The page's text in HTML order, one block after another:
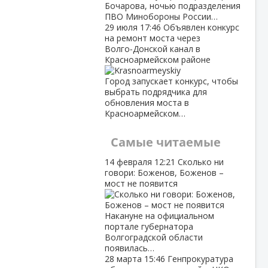
Бочарова, ночью подразделения
ПВО Минобороны России…
29 июля 17:46 Объявлен конкурс
на ремонт моста через
Волго‑Донской канал в
Красноармейском районе
Город запускает конкурс, чтобы
выбрать подрядчика для
обновления моста в
Красноармейском…
Самые читаемые
14 февраля 12:21 Сколько ни
говори: Боженов, Боженов –
мост не появится
Накануне на официальном
портале губернатора
Волгоградской области
появилась…
28 марта 15:46 Генпрокуратура